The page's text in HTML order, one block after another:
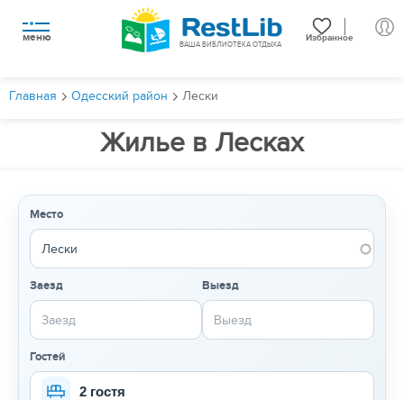
меню Избранное
ВАША БИБЛИОТЕКА ОТДЫХА
Главная Одесский район Лески
Жилье в Лесках
Место
Заезд Выезд
Гостей
2 гостя